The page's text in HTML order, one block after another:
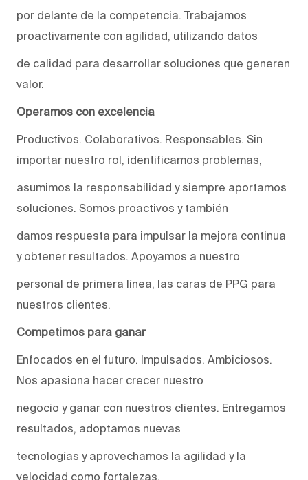
por delante de la competencia. Trabajamos
proactivamente con agilidad, utilizando datos
de calidad para desarrollar soluciones que generen
valor.
Operamos con excelencia
Productivos. Colaborativos. Responsables. Sin
importar nuestro rol, identificamos problemas,
asumimos la responsabilidad y siempre aportamos
soluciones. Somos proactivos y también
damos respuesta para impulsar la mejora continua
y obtener resultados. Apoyamos a nuestro
personal de primera línea, las caras de PPG para
nuestros clientes.
Competimos para ganar
Enfocados en el futuro. Impulsados. Ambiciosos.
Nos apasiona hacer crecer nuestro
negocio y ganar con nuestros clientes. Entregamos
resultados, adoptamos nuevas
tecnologías y aprovechamos la agilidad y la
velocidad como fortalezas.